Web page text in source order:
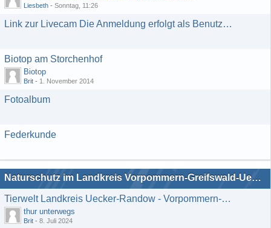
Liesbeth - Sonntag, 11:26
Link zur Livecam Die Anmeldung erfolgt als Benutzer: gast mit dem Passwort: gast
Biotop am Storchenhof
Biotop
Brit - 1. November 2014
Fotoalbum
Federkunde
Naturschutz im Landkreis Vorpommern-Greifswald-Uecker-Randow
Tierwelt Landkreis Uecker-Randow - Vorpommern-Greifswald
thur unterwegs
Brit - 8. Juli 2024